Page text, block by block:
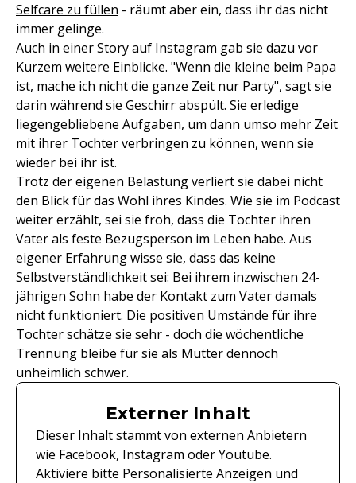
Selfcare zu füllen - räumt aber ein, dass ihr das nicht
immer gelinge.
Auch in einer Story auf Instagram gab sie dazu vor
Kurzem weitere Einblicke. "Wenn die kleine beim Papa
ist, mache ich nicht die ganze Zeit nur Party", sagt sie
darin während sie Geschirr abspült. Sie erledige
liegengebliebene Aufgaben, um dann umso mehr Zeit
mit ihrer Tochter verbringen zu können, wenn sie
wieder bei ihr ist.
Trotz der eigenen Belastung verliert sie dabei nicht
den Blick für das Wohl ihres Kindes. Wie sie im Podcast
weiter erzählt, sei sie froh, dass die Tochter ihren
Vater als feste Bezugsperson im Leben habe. Aus
eigener Erfahrung wisse sie, dass das keine
Selbstverständlichkeit sei: Bei ihrem inzwischen 24-
jährigen Sohn habe der Kontakt zum Vater damals
nicht funktioniert. Die positiven Umstände für ihre
Tochter schätze sie sehr - doch die wöchentliche
Trennung bleibe für sie als Mutter dennoch
unheimlich schwer.
Externer Inhalt
Dieser Inhalt stammt von externen Anbietern
wie Facebook, Instagram oder Youtube.
Aktiviere bitte Personalisierte Anzeigen und